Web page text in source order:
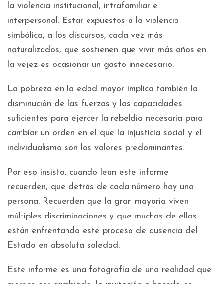
la violencia institucional, intrafamiliar e
interpersonal. Estar expuestos a la violencia
simbólica, a los discursos, cada vez más
naturalizados, que sostienen que vivir más años en
la vejez es ocasionar un gasto innecesario.
La pobreza en la edad mayor implica también la
disminución de las fuerzas y las capacidades
suficientes para ejercer la rebeldía necesaria para
cambiar un orden en el que la injusticia social y el
individualismo son los valores predominantes.
Por eso insisto, cuando lean este informe
recuerden, que detrás de cada número hay una
persona. Recuerden que la gran mayoría viven
múltiples discriminaciones y que muchas de ellas
están enfrentando este proceso de ausencia del
Estado en absoluta soledad.
Este informe es una fotografía de una realidad que